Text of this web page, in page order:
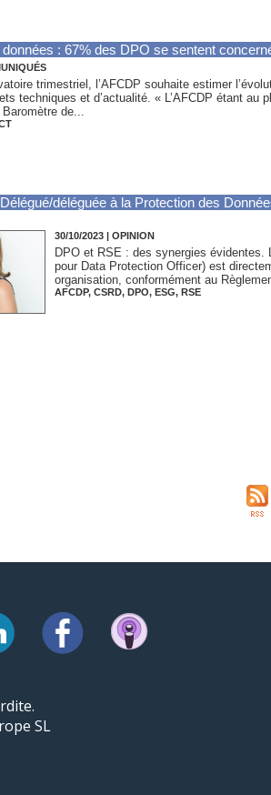
: 67% des DPO se sentent
trimestriel, l’AFCDP souhaite estimer
techniques et d’actualité. « L’AFCDP étant
de...
déléguée à la Protection des
30/10/2023 | OPINION
DPO et RSE : des synergies évidentes.
pour Data Protection Officer) est
organisation, conformément au
AFCDP, CSRD, DPO, ESG, RSE
SL